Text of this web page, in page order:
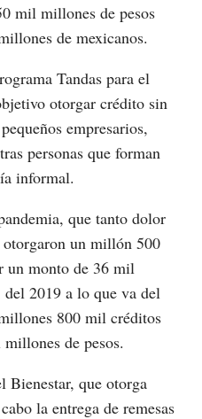
mil millones de pesos
de mexicanos.
Tandas para el
otorgar crédito sin
empresarios,
personas que forman
informal.
que tanto dolor
otorgaron un millón 500
un monto de 36 mil
2019 a lo que va del
800 mil créditos
de pesos.
Bienestar, que otorga
la entrega de remesas